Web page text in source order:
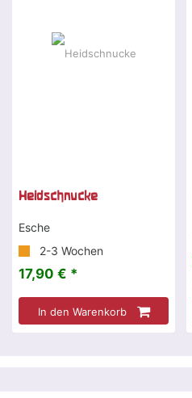
Heidschnucke
Esche
2-3 Wochen
17,90 € *
In den Warenkorb